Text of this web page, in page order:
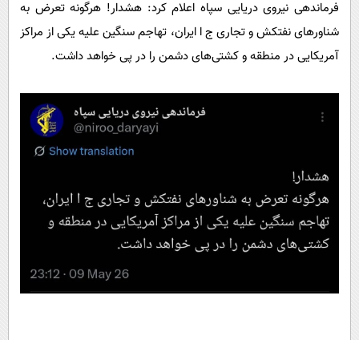
سرگرمی
فناوری
حوادث
بین الملل
اجتماعی
پیامک
روانشناسی
آشپزی
دانلود
فرماندهی نیروی دریایی سپاه اعلام کرد: هشدار! هرگونه تعرض به
شناورهای نفتکش و تجاری ج ا ایران، تهاجم سنگین علیه یکی از مراکز
آمریکایی در منطقه و کشتی‌های دشمن را در پی خواهد داشت.